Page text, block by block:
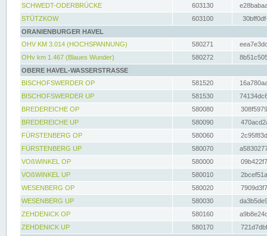
SCHWEDT-ODERBRÜCKE
603130
STÜTZKOW
603100
ORANIENBURGER HAVEL
OHV KM 3.014 (HOCHSPANNUNG)
580271
OHv km 1.467 (Blaues Wunder)
580272
OBERE HAVEL-WASSERSTRASSE
BISCHOFSWERDER OP
581520
BISCHOFSWERDER UP
581530
BREDEREICHE OP
580080
BREDEREICHE UP
580090
FÜRSTENBERG OP
580060
FÜRSTENBERG UP
580070
VOßWINKEL OP
580000
VOßWINKEL UP
580010
WESENBERG OP
580020
WESENBERG UP
580030
ZEHDENICK OP
580160
ZEHDENICK UP
580170